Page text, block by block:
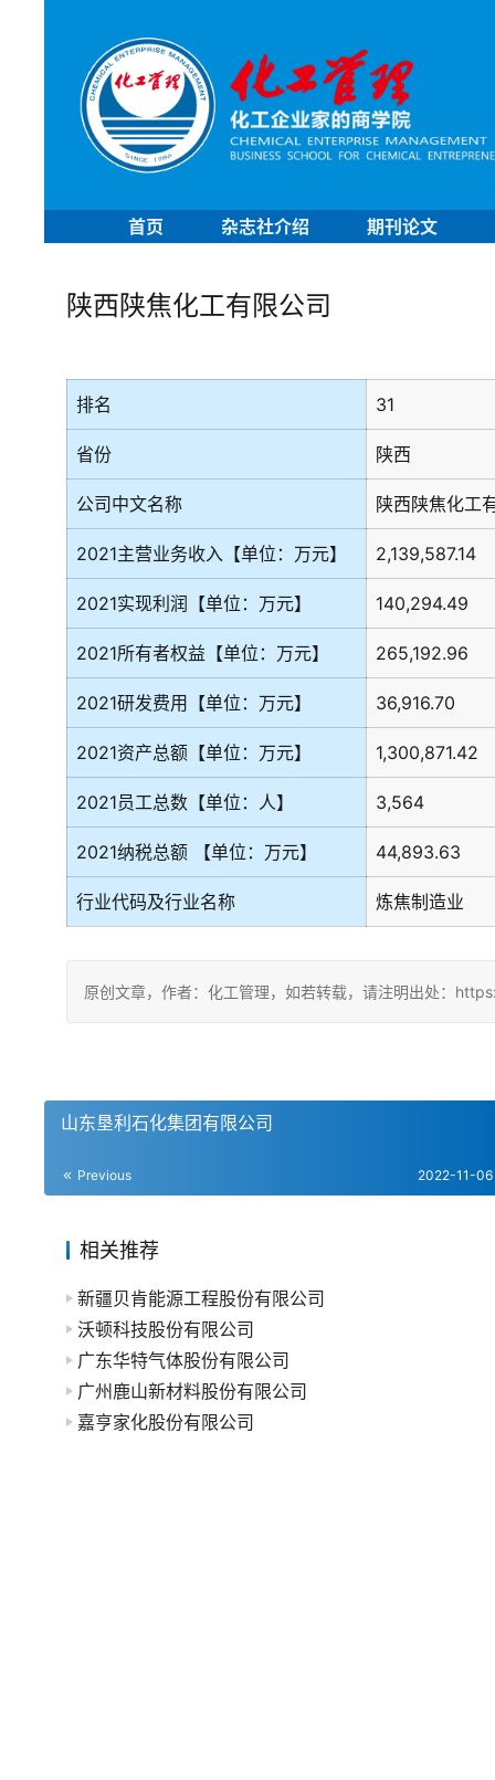
首页 杂志社介绍 期刊论文
陕西陕焦化工有限公司
排名 31
省份 陕西
公司中文名称 陕西陕焦化工
2021主营业务收入【单位：万元】 2,139,587.14
2021实现利润【单位：万元】 140,294.49
2021所有者权益【单位：万元】 265,192.96
2021研发费用【单位：万元】 36,916.70
2021资产总额【单位：万元】 1,300,871.42
2021员工总数【单位：人】 3,564
2021纳税总额 【单位：万元】 44,893.63
行业代码及行业名称 炼焦制造业
原创文章，作者：化工管理，如若转载，请注明出处：
山东垦利石化集团有限公司
Previous 2022-11-06
相关推荐
新疆贝肯能源工程股份有限公司
沃顿科技股份有限公司
广东华特气体股份有限公司
广州鹿山新材料股份有限公司
嘉亨家化股份有限公司